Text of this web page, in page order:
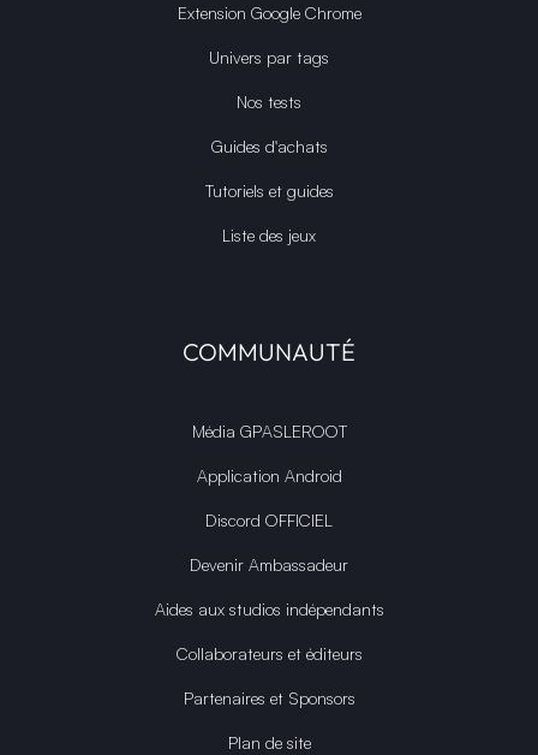
Extension Google Chrome
Univers par tags
Nos tests
Guides d'achats
Tutoriels et guides
Liste des jeux
COMMUNAUTÉ
Média GPASLEROOT
Application Android
Discord OFFICIEL
Devenir Ambassadeur
Aides aux studios indépendants
Collaborateurs et éditeurs
Partenaires et Sponsors
Plan de site